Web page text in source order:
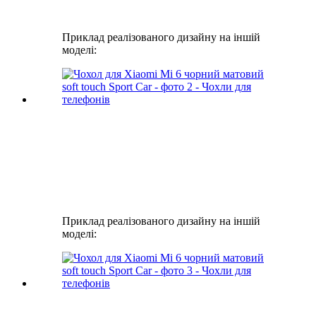
Приклад реалізованого дизайну на іншій
моделі:
Приклад реалізованого дизайну на іншій
моделі: